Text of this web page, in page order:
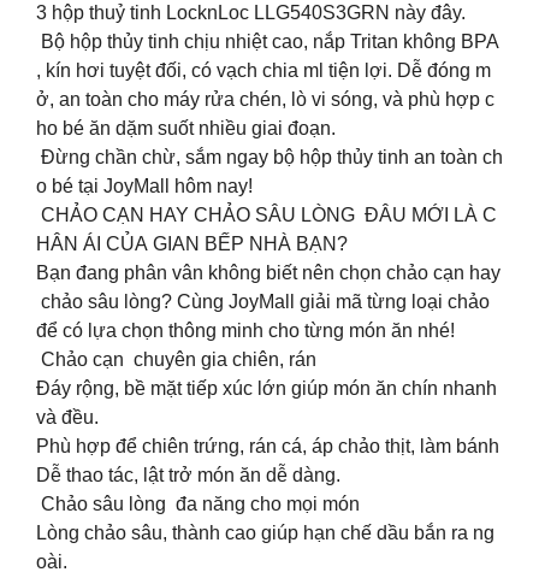
3 hộp thuỷ tinh LocknLoc LLG540S3GRN này đây.
Bộ hộp thủy tinh chịu nhiệt cao, nắp Tritan không BPA
, kín hơi tuyệt đối, có vạch chia ml tiện lợi. Dễ đóng m
ở, an toàn cho máy rửa chén, lò vi sóng, và phù hợp c
ho bé ăn dặm suốt nhiều giai đoạn.
Đừng chần chừ, sắm ngay bộ hộp thủy tinh an toàn ch
o bé tại JoyMall hôm nay!
CHẢO CẠN HAY CHẢO SÂU LÒNG ĐÂU MỚI LÀ C
HÂN ÁI CỦA GIAN BẾP NHÀ BẠN?
Bạn đang phân vân không biết nên chọn chảo cạn hay
chảo sâu lòng? Cùng JoyMall giải mã từng loại chảo
để có lựa chọn thông minh cho từng món ăn nhé!
Chảo cạn chuyên gia chiên, rán
Đáy rộng, bề mặt tiếp xúc lớn giúp món ăn chín nhanh
và đều.
Phù hợp để chiên trứng, rán cá, áp chảo thịt, làm bánh
Dễ thao tác, lật trở món ăn dễ dàng.
Chảo sâu lòng đa năng cho mọi món
Lòng chảo sâu, thành cao giúp hạn chế dầu bắn ra ng
oài.